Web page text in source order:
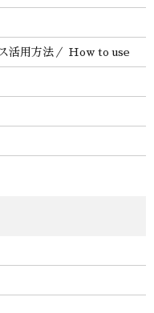
活用方法／ How to use